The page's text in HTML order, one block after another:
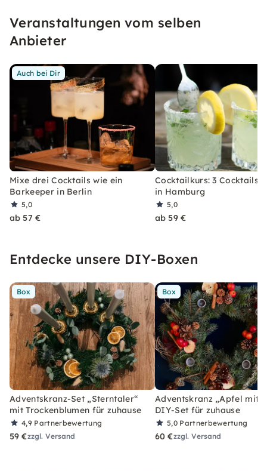
erleben, welches Du so schnell nicht vergessen
wirst.
Veranstaltungen vom selben
Anbieter
Auch bei Dir
Mixe drei Cocktails wie ein
Barkeeper in Berlin
5,0
ab 57 €
Cocktailkurs: 3 Cocktails
in Hamburg
5,0
ab 59 €
Entdecke unsere DIY-Boxen
Box
Adventskranz-Set „Sterntaler“
mit Trockenblumen für zuhause
4,9 Partnerbewertung
59 €zzgl. Versand
Box
Adventskranz „Apfel mit
DIY-Set für zuhause
5,0 Partnerbewertung
60 €zzgl. Versand